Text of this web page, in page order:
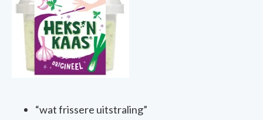
“watfrissere uitstraling”